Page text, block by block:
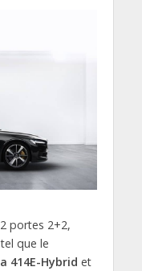
portes 2+2,
que le
414E-Hybrid et